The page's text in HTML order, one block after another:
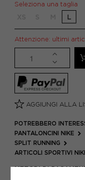
Seleziona una taglia
L
Attenzione: ultimi
AGGIUNGI ALLA
POTREBBERO
PANTALONCINI NIKE
SPLIT RUNNING
ARTICOLI SPORTIVI
METODI DI